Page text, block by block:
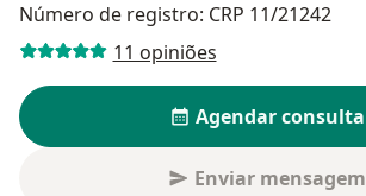
Número de registro: CRP 11/21242
11 opiniões
Agendar consulta
Enviar mensagem